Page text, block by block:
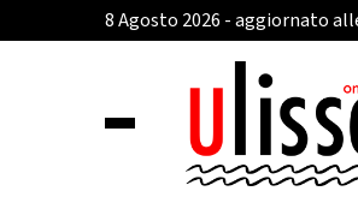
8 Agosto 2026 - aggiornato